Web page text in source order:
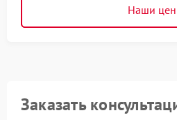
Наши
Заказать